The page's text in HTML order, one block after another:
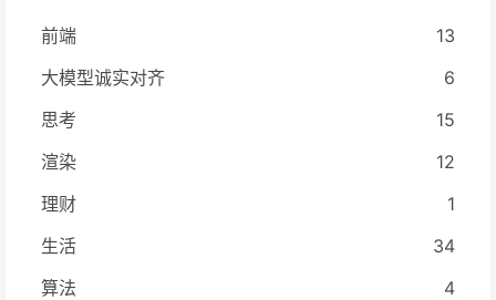
前端
13
大模型诚实对齐
6
思考
15
渲染
12
理财
1
生活
34
算法
4